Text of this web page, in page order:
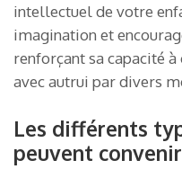
intellectuel de votre
imagination et
renforçant sa capacité
avec autrui par divers
Les différents
peuvent